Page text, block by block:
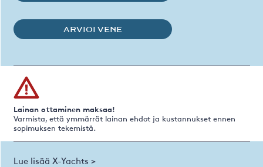
ARVIOI VENE
Lainan ottaminen maksaa!
Varmista, että ymmärrät lainan ehdot ja kustannukset ennen
sopimuksen tekemistä.
Lue lisää X-Yachts >